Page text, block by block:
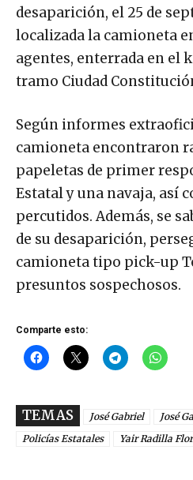
desaparición, el 25 de
localizada la camioneta
agentes, enterrada en el
tramo Ciudad
Según informes
camioneta encontraron
papeletas de primer
Estatal y una navaja, así
percutidos. Además, se
de su desaparición,
camioneta tipo pick-up
presuntos sospechosos.
Comparte esto:
TEMAS José Gabriel
José
Policías Estatales
Yair Radilla